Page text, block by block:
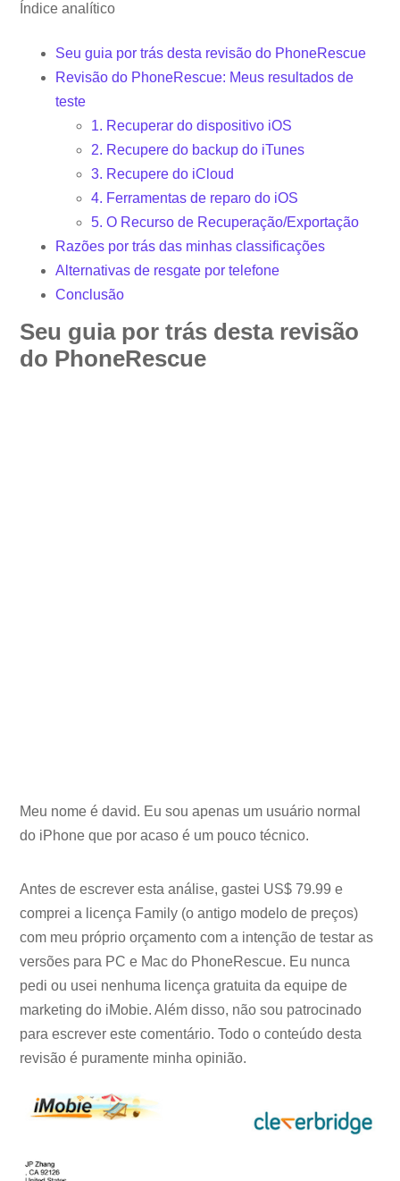
Índice analítico
Seu guia por trás desta revisão do PhoneRescue
Revisão do PhoneRescue: Meus resultados de
teste
1. Recuperar do dispositivo iOS
2. Recupere do backup do iTunes
3. Recupere do iCloud
4. Ferramentas de reparo do iOS
5. O Recurso de Recuperação/Exportação
Razões por trás das minhas classificações
Alternativas de resgate por telefone
Conclusão
Seu guia por trás desta revisão
do PhoneRescue
Meu nome é david. Eu sou apenas um usuário normal
do iPhone que por acaso é um pouco técnico.
Antes de escrever esta análise, gastei US$ 79.99 e
comprei a licença Family (o antigo modelo de preços)
com meu próprio orçamento com a intenção de testar as
versões para PC e Mac do PhoneRescue. Eu nunca
pedi ou usei nenhuma licença gratuita da equipe de
marketing do iMobie. Além disso, não sou patrocinado
para escrever este comentário. Todo o conteúdo desta
revisão é puramente minha opinião.